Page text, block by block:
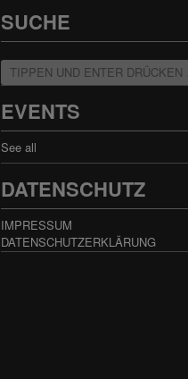
SUCHE
EVENTS
See all
DATENSCHUTZ
IMPRESSUM
DATENSCHUTZERKLÄRUNG